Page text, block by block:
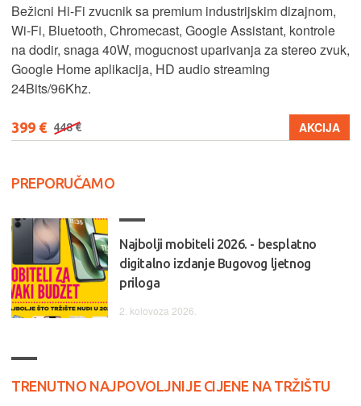
Bežicni Hi-Fi zvucnik sa premium industrijskim dizajnom,
Wi-Fi, Bluetooth, Chromecast, Google Assistant, kontrole
na dodir, snaga 40W, mogucnost uparivanja za stereo zvuk,
Google Home aplikacija, HD audio streaming
24Bits/96Khz.
399 € 448 € AKCIJA
PREPORUČAMO
Najbolji mobiteli 2026. - besplatno
digitalno izdanje Bugovog ljetnog
priloga
2. kolovoza 2026.
TRENUTNO NAJPOVOLJNIJE CIJENE NA TRŽIŠTU